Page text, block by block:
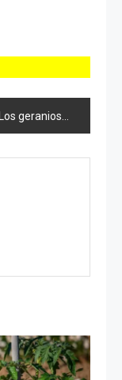
Los geranios, si haces este movimiento al menos una vez al mes florecen continuamente